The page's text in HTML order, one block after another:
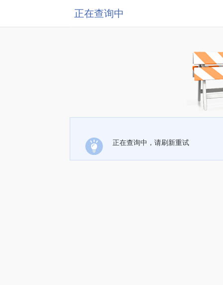
正在查询中
正在查询中，请刷新重试